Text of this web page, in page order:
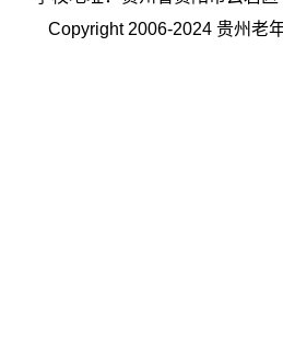
Copyright 2006-2024 贵州老